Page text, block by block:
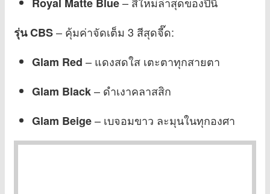
Royal Matte Blue
รุ่น CBS– คุ้มค่าจัดเต็ม 3 สีสุดจี๊ด:
Glam Red – แดงสดใส เตะตาทุกสายตา
Glam Black– ดำเงาคลาสสิก
Glam Beige– เบจอมขาว ละมุนในทุกองศา